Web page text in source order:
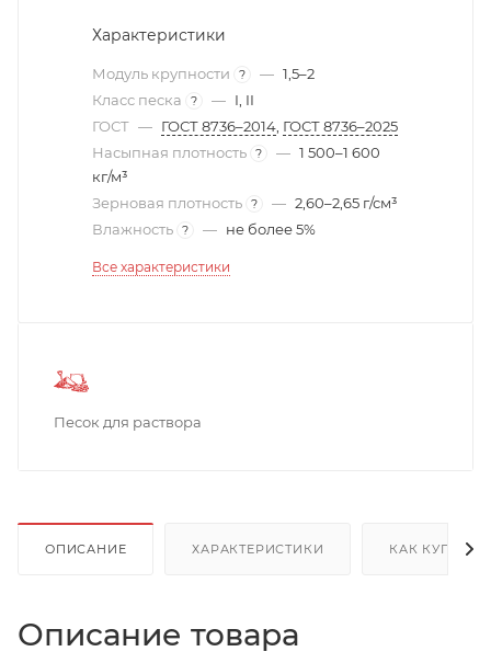
Характеристики
Модуль крупности ? — 1,5–2
Класс песка
? — I, II
ГОСТ — ГОСТ 8736–2014, ГОСТ 8736–2025
Насыпная плотность ? — 1 500–1 600
кг/м³
Зерновая плотность ? — 2,60–2,65 г/см³
Влажность ? — не более 5%
Все характеристики
Песок для раствора
ОПИСАНИЕ ХАРАКТЕРИСТИКИ КАК КУПИТЬ
Описание товара